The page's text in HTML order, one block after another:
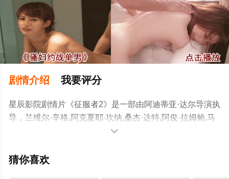
剧情介绍 我要评分
星辰影院剧情片《征服者2》是一部由阿迪蒂亚·达尔导演执
导，兰维尔·辛格,阿克夏耶·坎纳,桑杰·达特,阿俊·拉姆鲍,马
杰拉,Manav,Gohil,Naveen,Kaushik,阿卡什·库拉

猜你喜欢